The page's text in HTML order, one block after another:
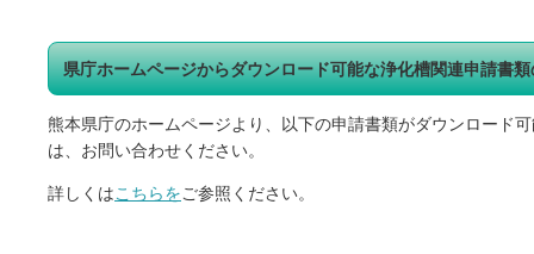
県庁ホームページからダウンロード可能な浄化槽関連申請書
熊本県庁のホームページより、以下の申請書類がダウンロード
は、お問い合わせください。
詳しくはこちらをご参照ください。